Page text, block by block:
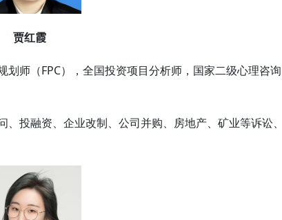
贾红霞
师（FPC），全国投资项目分析师，国家二级心理咨询
投融资、企业改制、公司并购、房地产、矿业等诉讼